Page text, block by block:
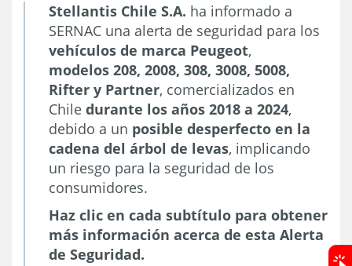
Stellantis Chile S.A. ha informado a
SERNAC una alerta de seguridad para los
vehículos de marca Peugeot,
modelos 208, 2008, 308, 3008, 5008,
Rifter y Partner, comercializados en
Chile durante los años 2018 a 2024,
debido a un posible desperfecto en la
cadena del árbol de levas, implicando
un riesgo para la seguridad de los
consumidores.
Haz clic en cada subtítulo para obtener
más información acerca de esta Alerta
de Seguridad.